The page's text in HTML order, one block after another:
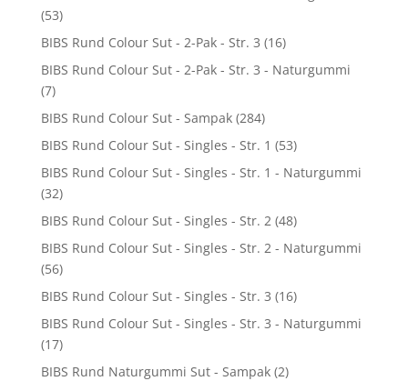
(53)
BIBS Rund Colour Sut - 2-Pak - Str. 3 (16)
BIBS Rund Colour Sut - 2-Pak - Str. 3 - Naturgummi
(7)
BIBS Rund Colour Sut - Sampak (284)
BIBS Rund Colour Sut - Singles - Str. 1 (53)
BIBS Rund Colour Sut - Singles - Str. 1 - Naturgummi
(32)
BIBS Rund Colour Sut - Singles - Str. 2 (48)
BIBS Rund Colour Sut - Singles - Str. 2 - Naturgummi
(56)
BIBS Rund Colour Sut - Singles - Str. 3 (16)
BIBS Rund Colour Sut - Singles - Str. 3 - Naturgummi
(17)
BIBS Rund Naturgummi Sut - Sampak (2)